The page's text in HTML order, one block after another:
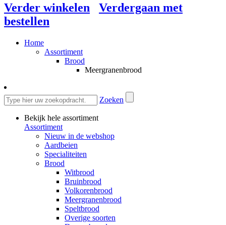
Verder winkelen
Verdergaan met
bestellen
Home
Assortiment
Brood
Meergranenbrood
Zoeken
Bekijk hele assortiment
Assortiment
Nieuw in de webshop
Aardbeien
Specialiteiten
Brood
Witbrood
Bruinbrood
Volkorenbrood
Meergranenbrood
Speltbrood
Overige soorten